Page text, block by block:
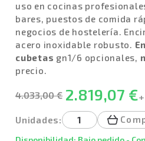
uso en cocinas
bares, puestos de comida
negocios de hostelería.
acero inoxidable robusto.
cubetas gn1/6 opcionales,
precio.
4.033,00 € 2.819,07 €
Unidades: